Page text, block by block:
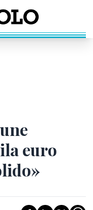
euro